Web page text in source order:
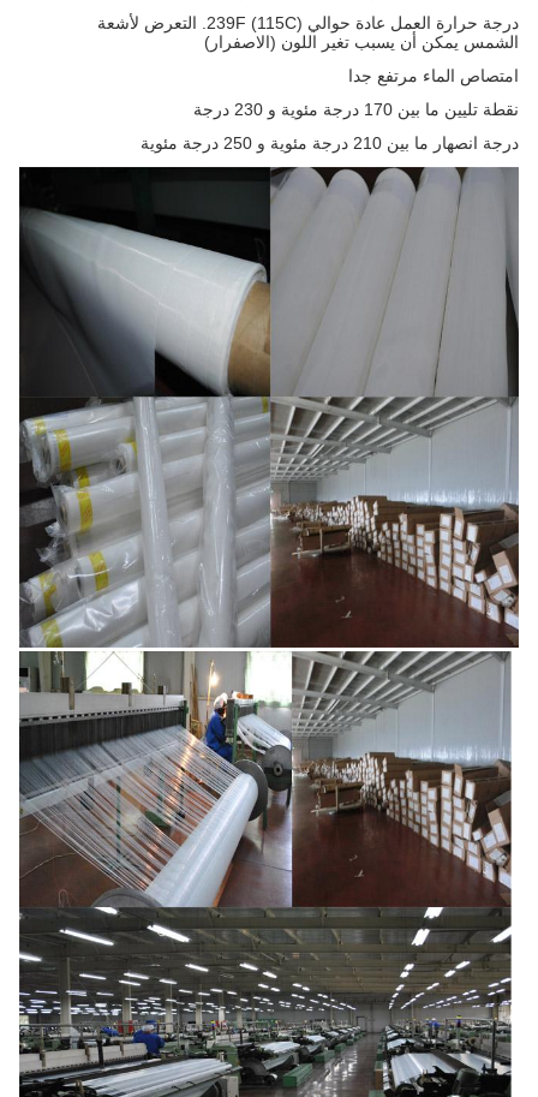
درجة حرارة العمل عادة حوالي 239F (115C). التعرض لأشعة
الشمس يمكن أن يسبب تغير اللون (الاصفرار)
امتصاص الماء مرتفع جدا
نقطة تليين ما بين 170 درجة مئوية و 230 درجة
درجة انصهار ما بين 210 درجة مئوية و 250 درجة مئوية